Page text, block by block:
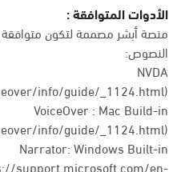
الأدوات المتوافقة :
منصة أبشر مصممة لتكون متوافقة
النصوص:
NVDA
info/guide/_1124.html)
VoiceOver : Mac Build-in
info/guide/_1124.html)
Narrator: Windows Built-in
support.microsoft.com/en-